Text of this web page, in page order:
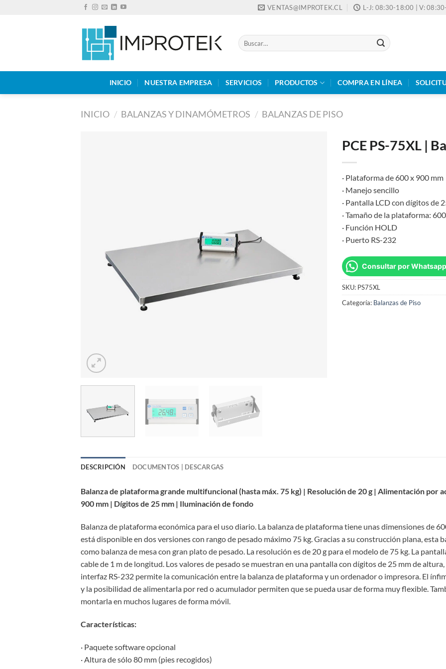
VENTAS@IMPROTEK.CL L-J: 08:30-18:00 | V:
Buscar
por:
INICIO NUESTRA EMPRESA SERVICIOS PRODUCTOS COMPRA EN LÍNEA
INICIO / BALANZAS Y DINAMÓMETROS / BALANZAS DE PISO
PCE PS-75XL |
· Plataforma de 600 x 900 mm
· Manejo sencillo
· Pantalla LCD con dígitos de
· Tamaño de la plataforma:
· Función HOLD
· Puerto RS-232
Consultar por Whatsapp
SKU: PS75XL
Categoría: Balanzas de Piso
DESCRIPCIÓN DOCUMENTOS | DESCARGAS
Balanza de plataforma grande multifuncional (hasta máx. 75 kg) | Resolución de 20 g | Alimentación por
900 mm | Dígitos de 25 mm | Iluminación de fondo
Balanza de plataforma económica para el uso diario. La balanza de plataforma tiene unas dimensiones de
está disponible en dos versiones con rango de pesado máximo 75 kg. Gracias a su construcción plana, esta
como balanza de mesa con gran plato de pesado. La resolución es de 20 g para el modelo de 75 kg. La
cable de 1 m de longitud. Los valores de pesado se muestran en una pantalla con dígitos de 25 mm de
interfaz RS-232 permite la comunicación entre la balanza de plataforma y un ordenador o impresora. El
y la posibilidad de alimentarla por red o acumulador permiten que se pueda usar de forma muy flexible.
montarla en muchos lugares de forma móvil.
Características:
· Paquete software opcional
· Altura de sólo 80 mm (pies recogidos)